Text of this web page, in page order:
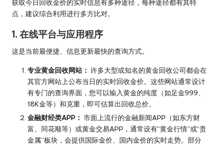
获取今日回收金价的实时信息有多种途径，每种途径都有其特
点，建议综合利用进行多方比对。
1. 在线平台与应用程序
这是当前最便捷、信息更新最快的查询方式。
专业黄金回收网站： 许多大型或知名的黄金回收公司都会在
其官方网站上公布当日的实时回收金价。这些网站通常设计
有专门的查询界面，您可以输入黄金的纯度（如足金999、
18K金等）和克重，即可估算出回收总价。
金融财经类APP： 市面上流行的金融新闻APP（如东方财
富、同花顺等）或黄金交易APP，通常设有“黄金行情”或“贵
金属”板块，会提供国际金价、国内金价的实时走势。部分